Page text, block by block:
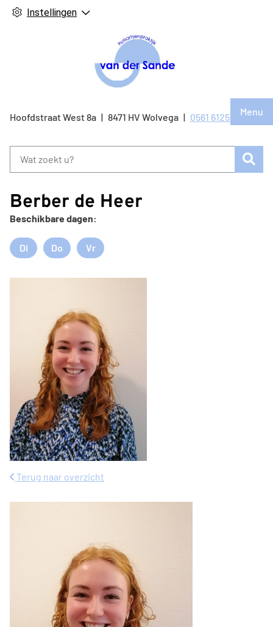
Instellingen
Menu
Hoofdstraat West8a 8471 HV Wolvega Tel:
0561 612514
Berber de Heer
Beschikbare dagen:
Dinsdag
Di Donderdag
Do Vrijdag
Vr
Terug naar overzicht